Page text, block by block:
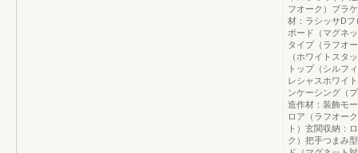
フオーク）ブラ
材：ラシッサD
ボード（マグネ
タイプ（ラフオ
（ホワイトスタ
トップ（シルフ
レシャスホワイ
ンケーシング（
造作材：装飾モ
ロア（ラフオー
ト）玄関収納：
ク）把手つまみ